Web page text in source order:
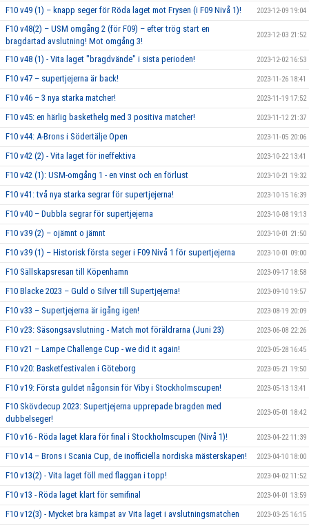
F10 v49 (1) – knapp seger för Röda laget mot Frysen (i F09 Nivå 1)! 2023-12-09 19:04
F10 v48(2) – USM omgång 2 (för F09) – efter trög start en
bragdartad avslutning! Mot omgång 3!
2023-12-03 21:52
F10 v48 (1) - Vita laget "bragdvände" i sista perioden! 2023-12-02 16:53
F10 v47 – supertjejerna är back! 2023-11-26 18:41
F10 v46 – 3 nya starka matcher! 2023-11-19 17:52
F10 v45: en härlig baskethelg med 3 positiva matcher! 2023-11-12 21:37
F10 v44: A-Brons i Södertälje Open 2023-11-05 20:06
F10 v42 (2) - Vita laget för ineffektiva 2023-10-22 13:41
F10 v42 (1): USM-omgång 1 - en vinst och en förlust 2023-10-21 19:32
F10 v41: två nya starka segrar för supertjejerna! 2023-10-15 16:39
F10 v40 – Dubbla segrar för supertjejerna 2023-10-08 19:13
F10 v39 (2) – ojämnt o jämnt 2023-10-01 21:50
F10 v39 (1) – Historisk första seger i F09 Nivå 1 för supertjejerna 2023-10-01 09:00
F10 Sällskapsresan till Köpenhamn 2023-09-17 18:58
F10 Blacke 2023 – Guld o Silver till Supertjejerna! 2023-09-10 19:57
F10 v33 – Supertjejerna är igång igen! 2023-08-19 20:09
F10 v23: Säsongsavslutning - Match mot föräldrarna (Juni 23) 2023-06-08 22:26
F10 v21 – Lampe Challenge Cup - we did it again! 2023-05-28 16:45
F10 v20: Basketfestivalen i Göteborg 2023-05-21 19:50
F10 v19: Första guldet någonsin för Viby i Stockholmscupen! 2023-05-13 13:41
F10 Skövdecup 2023: Supertjejerna upprepade bragden med
dubbelseger!
2023-05-01 18:42
F10 v16 - Röda laget klara för final i Stockholmscupen (Nivå 1)! 2023-04-22 11:39
F10 v14 – Brons i Scania Cup, de inofficiella nordiska mästerskapen! 2023-04-10 18:00
F10 v13(2) - Vita laget föll med flaggan i topp! 2023-04-02 11:52
F10 v13 - Röda laget klart för semifinal 2023-04-01 13:59
F10 v12(3) - Mycket bra kämpat av Vita laget i avslutningsmatchen 2023-03-25 16:15